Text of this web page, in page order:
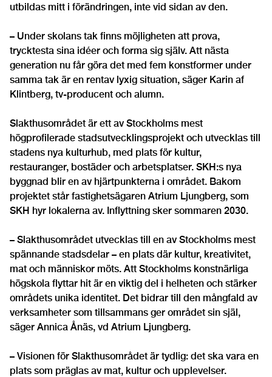
utbildas mitt i förändringen, inte vid sidan av den.
– Under skolans tak finns möjligheten att prova,
trycktesta sina idéer och forma sig själv. Att nästa
generation nu får göra det med fem konstformer under
samma tak är en rentav lyxig situation, säger Karin af
Klintberg, tv-producent och alumn.
Slakthusområdet är ett av Stockholms mest
högprofilerade stadsutvecklingsprojekt och utvecklas till
stadens nya kulturhub, med plats för kultur,
restauranger, bostäder och arbetsplatser. SKH:s nya
byggnad blir en av hjärtpunkterna i området. Bakom
projektet står fastighetsägaren Atrium Ljungberg, som
SKH hyr lokalerna av. Inflyttning sker sommaren 2030.
– Slakthusområdet utvecklas till en av Stockholms mest
spännande stadsdelar – en plats där kultur, kreativitet,
mat och människor möts. Att Stockholms konstnärliga
högskola flyttar hit är en viktig del i helheten och stärker
områdets unika identitet. Det bidrar till den mångfald av
verksamheter som tillsammans ger området sin själ,
säger Annica Ånäs, vd Atrium Ljungberg.
– Visionen för Slakthusområdet är tydlig: det ska vara en
plats som präglas av mat, kultur och upplevelser.